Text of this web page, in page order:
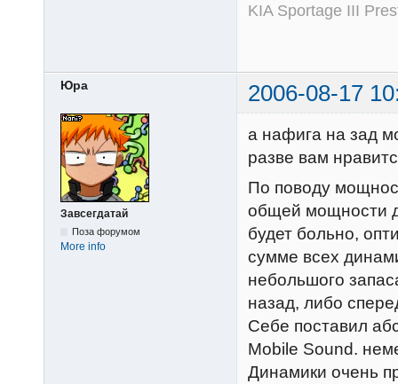
KIA Sportage III
Юра 2006-08-17
Завсегдатай
Поза форумом
More info
а нафига на зад
разве вам
По поводу
общей мощности
будет больно,
сумме всех
небольшого
назад, либо
Себе поставил
Mobile Sound.
Динамики очень